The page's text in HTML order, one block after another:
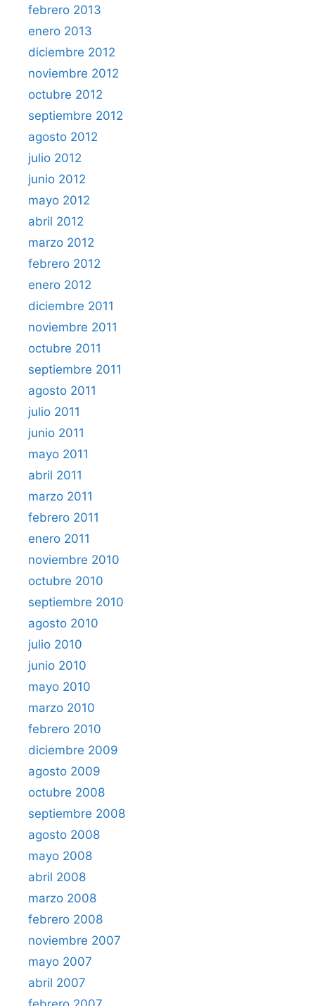
febrero 2013
enero 2013
diciembre 2012
noviembre 2012
octubre 2012
septiembre 2012
agosto 2012
julio 2012
junio 2012
mayo 2012
abril 2012
marzo 2012
febrero 2012
enero 2012
diciembre 2011
noviembre 2011
octubre 2011
septiembre 2011
agosto 2011
julio 2011
junio 2011
mayo 2011
abril 2011
marzo 2011
febrero 2011
enero 2011
noviembre 2010
octubre 2010
septiembre 2010
agosto 2010
julio 2010
junio 2010
mayo 2010
marzo 2010
febrero 2010
diciembre 2009
agosto 2009
octubre 2008
septiembre 2008
agosto 2008
mayo 2008
abril 2008
marzo 2008
febrero 2008
noviembre 2007
mayo 2007
abril 2007